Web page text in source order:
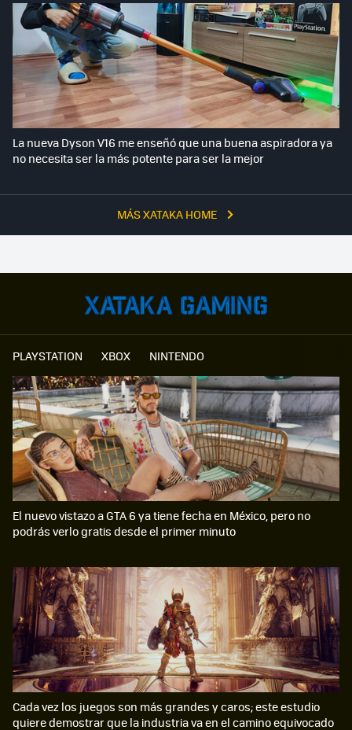
MÁS XATAKA HOME
La nueva Dyson V16 me enseñó que una buena aspiradora ya
no necesita ser la más potente para ser la mejor
PLAYSTATION XBOX NINTENDO
El nuevo vistazo a GTA 6 ya tiene fecha en México, pero no
podrás verlo gratis desde el primer minuto
Cada vez los juegos son más grandes y caros; este estudio
quiere demostrar que la industria va en el camino equivocado